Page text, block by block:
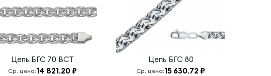
Цепь БГС 70 ВСТ
Ср. цена:14 821.20 ₽
Цепь БГС 80
Ср. цена:15 630.72 ₽